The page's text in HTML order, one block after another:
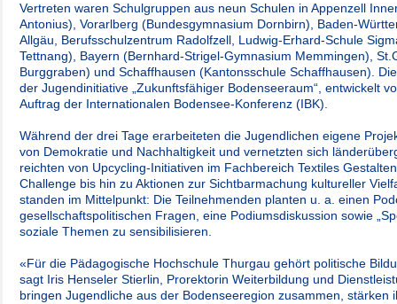
Vertreten waren Schulgruppen aus neun Schulen in Appenzell
Antonius) , Vorarlberg (Bundesgymnasium Dornbirn), Baden-
Allgäu, Berufsschulzentrum Radolfzell, Ludwig-Erhard-Schule
Tettnang), Bayern (Bernhard-Strigel-Gymnasium Memmingen),
Burggraben) und Schaffhausen (Kantonsschule Schaffhausen).
der Jugendinitiative „Zukunftsfähiger Bodenseeraum“, entwickelt
Auftrag der Internationalen Bodensee-Konferenz (IBK).
Während der drei Tage erarbeiteten die Jugendlichen eigene
von Demokratie und Nachhaltigkeit und vernetzten sich
reichten von Upcycling-Initiativen im Fachbereich Textiles
Challenge bis hin zu Aktionen zur Sichtbarmachung kultureller
standen im Mittelpunkt: Die Teilnehmenden planten u. a. einen
gesellschaftspolitischen Fragen, eine Podiumsdiskussion sowie
soziale Themen zu sensibilisieren.
«Für die Pädagogische Hochschule Thurgau gehört politische
sagt Iris Henseler Stierlin, Prorektorin Weiterbildung und
bringen Jugendliche aus der Bodenseeregion zusammen, stärken